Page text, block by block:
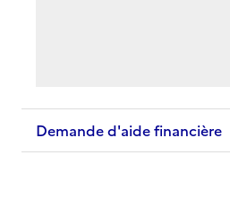
Demande d'aide financière